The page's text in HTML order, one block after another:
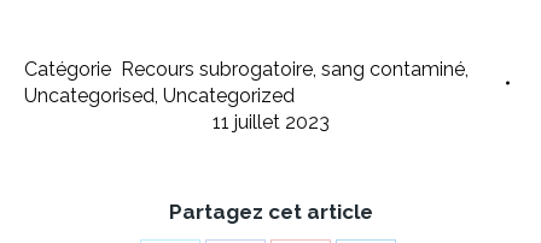
Catégorie Recours subrogatoire, sang contaminé,
Uncategorised, Uncategorized
11 juillet 2023
Partagez cet article